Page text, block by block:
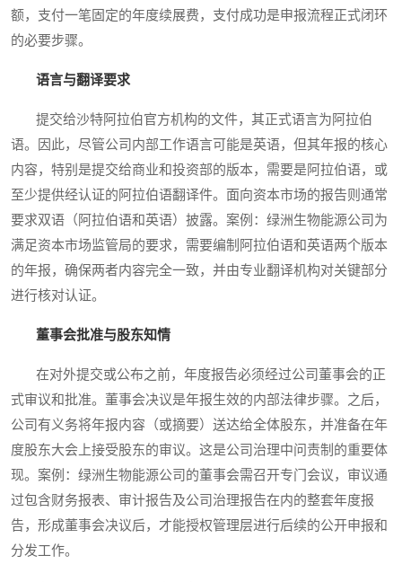
额，支付一笔固定的年度续展费，支付成功是申报流程正式闭环
的必要步骤。
语言与翻译要求
提交给沙特阿拉伯官方机构的文件，其正式语言为阿拉伯
语。因此，尽管公司内部工作语言可能是英语，但其年报的核心
内容，特别是提交给商业和投资部的版本，需要是阿拉伯语，或
至少提供经认证的阿拉伯语翻译件。面向资本市场的报告则通常
要求双语（阿拉伯语和英语）披露。案例：绿洲生物能源公司为
满足资本市场监管局的要求，需要编制阿拉伯语和英语两个版本
的年报，确保两者内容完全一致，并由专业翻译机构对关键部分
进行核对认证。
董事会批准与股东知情
在对外提交或公布之前，年度报告必须经过公司董事会的正
式审议和批准。董事会决议是年报生效的内部法律步骤。之后，
公司有义务将年报内容（或摘要）送达给全体股东，并准备在年
度股东大会上接受股东的审议。这是公司治理中问责制的重要体
现。案例：绿洲生物能源公司的董事会需召开专门会议，审议通
过包含财务报表、审计报告及公司治理报告在内的整套年度报
告，形成董事会决议后，才能授权管理层进行后续的公开申报和
分发工作。